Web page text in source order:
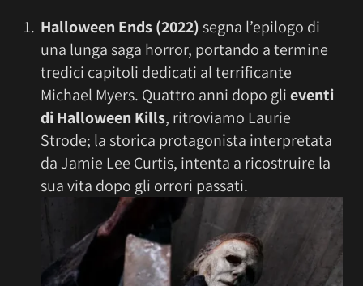
Halloween Ends (2022)segna l’epilogo di
una lunga saga horror, portando a termine
tredici capitoli dedicati al terrificante
Michael Myers. Quattro anni dopo glieventi
di Halloween Kills, ritroviamo Laurie
Strode; la storica protagonista interpretata
da Jamie Lee Curtis, intenta a ricostruire la
sua vita dopo gli orrori passati.